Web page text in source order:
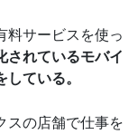
料サービスを使っ
されているモバイ
ている。
スの店舗で仕事を